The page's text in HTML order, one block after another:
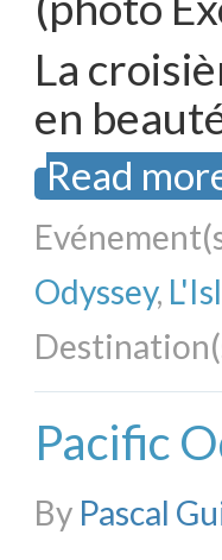
La
en
Read
Odyssey,
Pacific
By Pascal